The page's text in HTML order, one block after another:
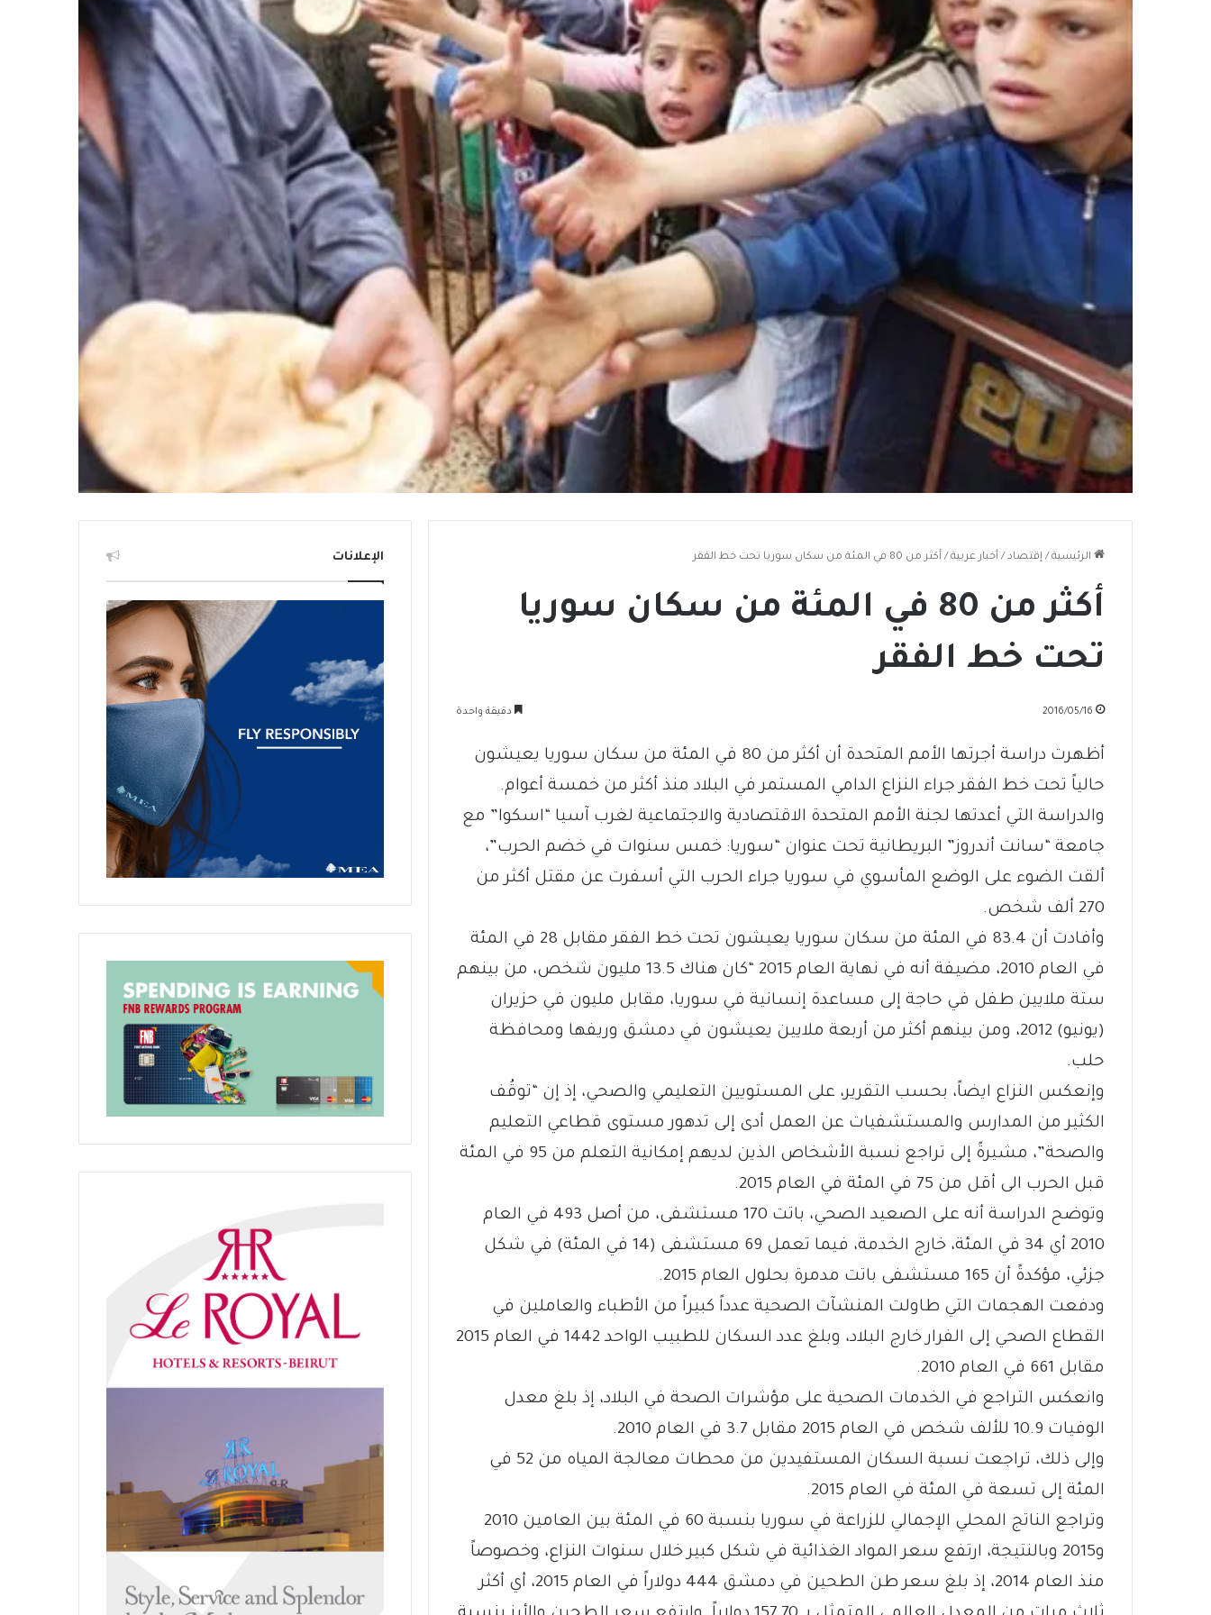
الرئيسية / إقتصاد / أخبار عربية / أكثر من 80 في المئة من سكان سوريا تحت خط الفقر
أكثر من 80 في المئة من سكان سوريا
تحت خط الفقر
2016/05/16 دقيقة واحدة
أظهرت دراسة أجرتها الأمم المتحدة أن أكثر من 80 في المئة من سكان سوريا يعيشون
حالياً تحت خط الفقر جراء النزاع الدامي المستمر في البلاد منذ أكثر من خمسة أعوام.
والدراسة التي أعدتها لجنة الأمم المتحدة الاقتصادية والاجتماعية لغرب آسيا “اسكوا” مع
جامعة “سانت أندروز” البريطانية تحت عنوان “سوريا: خمس سنوات في خضم الحرب”،
ألقت الضوء على الوضع المأسوي في سوريا جراء الحرب التي أسفرت عن مقتل أكثر من
270 ألف شخص.
وأفادت أن 83.4 في المئة من سكان سوريا يعيشون تحت خط الفقر مقابل 28 في المئة
في العام 2010، مضيفة أنه في نهاية العام 2015 “كان هناك 13.5 مليون شخص، من بينهم
ستة ملايين طفل في حاجة إلى مساعدة إنسانية في سوريا، مقابل مليون في حزيران
(يونيو) 2012، ومن بينهم أكثر من أربعة ملايين يعيشون في دمشق وريفها ومحافظة
حلب.
وإنعكس النزاع ايضاً، بحسب التقرير، على المستويين التعليمي والصحي، إذ إن “توقُف
الكثير من المدارس والمستشفيات عن العمل أدى إلى تدهور مستوى قطاعي التعليم
والصحة”، مشيرةً إلى تراجع نسبة الأشخاص الذين لديهم إمكانية التعلم من 95 في المئة
قبل الحرب الى أقل من 75 في المئة في العام 2015.
وتوضح الدراسة أنه على الصعيد الصحي، باتت 170 مستشفى، من أصل 493 في العام
2010 أي 34 في المئة، خارج الخدمة، فيما تعمل 69 مستشفى (14 في المئة) في شكل
جزئي، مؤكدةً أن 165 مستشفى باتت مدمرة بحلول العام 2015.
ودفعت الهجمات التي طاولت المنشآت الصحية عدداً كبيراً من الأطباء والعاملين في
القطاع الصحي إلى الفرار خارج البلاد، وبلغ عدد السكان للطبيب الواحد 1442 في العام 2015
مقابل 661 في العام 2010.
وانعكس التراجع في الخدمات الصحية على مؤشرات الصحة في البلاد، إذ بلغ معدل
الوفيات 10.9 للألف شخص في العام 2015 مقابل 3.7 في العام 2010.
وإلى ذلك، تراجعت نسبة السكان المستفيدين من محطات معالجة المياه من 52 في
المئة إلى تسعة في المئة في العام 2015.
وتراجع الناتج المحلي الإجمالي للزراعة في سوريا بنسبة 60 في المئة بين العامين 2010
و2015 وبالنتيجة، ارتفع سعر المواد الغذائية في شكل كبير خلال سنوات النزاع، وخصوصاً
منذ العام 2014، إذ بلغ سعر طن الطحين في دمشق 444 دولاراً في العام 2015، أي أكثر
الإعلانات